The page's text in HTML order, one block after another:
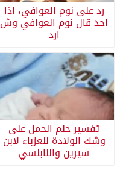
رد على نوم العوافي، اذا
احد قال نوم العوافي وش
ارد
تفسير حلم الحمل على
وشك الولادة للعزباء لابن
سيرين والنابلسي